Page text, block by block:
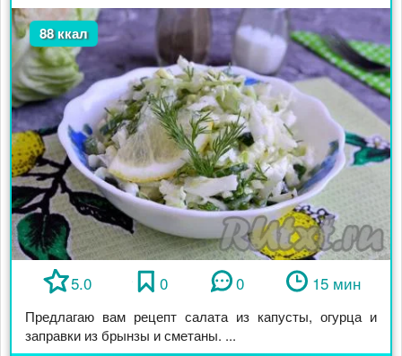
88 ккал
5.0 0 0 15 мин
Предлагаю вам рецепт салата из капусты, огурца и
заправки из брынзы и сметаны. ...